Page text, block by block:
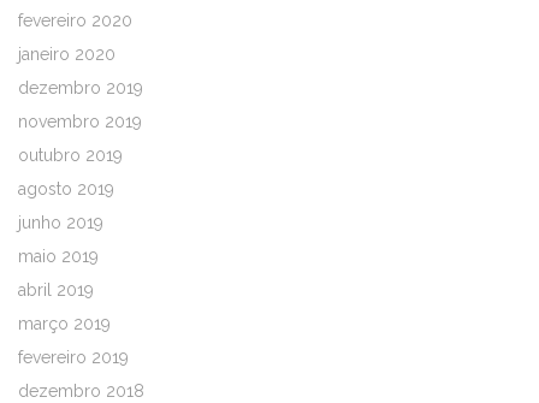
fevereiro 2020
janeiro 2020
dezembro 2019
novembro 2019
outubro 2019
agosto 2019
junho 2019
maio 2019
abril 2019
março 2019
fevereiro 2019
dezembro 2018